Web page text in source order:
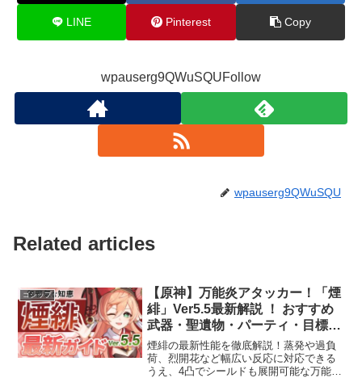
LINE Pinterest Copy
wpauserg9QWuSQUFollow
wpauserg9QWuSQU
Related articles
ゴシップ
【原神】万能炎アタッカー！「煙
緋」Ver5.5最新解説 ！ おすすめ
武器・聖遺物・パーティ・目標ス
テータス【げんしん】
煙緋の最新性能を徹底解説！蒸発や過負
荷、烈開花など幅広い反応に対応できる
うえ、4凸でシールドも展開可能な万能炎